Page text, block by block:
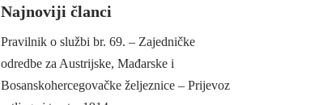
Najnoviji članci
Pravilnik o službi br. 69. – Zajedničke
odredbe za Austrijske, Mađarske i
Bosanskohercegovačke željeznice – Prijevoz